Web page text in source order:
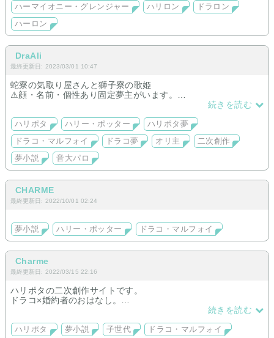
ハーマイオニー・グレンジャー
ハリロン
ドラロン
ハーロン
DraAli
最終更新日: 2023/03/01 10:47
蛇寮の気取り屋さんと獅子寮の歌姫
⚠︎︎顔・名前・個性あり固定夢主がいます。
続きを読む
ハリポタ ハリー・ポッター
ハリポタ夢
ドラコ・マルフォイ
ドラコ夢 オリ主
二次創作
夢小説
音大パロ
CHARME
最終更新日: 2022/10/01 02:24
夢小説 ハリー・ポッター ドラコ・マルフォイ
Charme
最終更新日: 2022/03/15 22:16
ハリポタの二次創作サイトです。
ドラコ×婚約者のおはなし。
続きを読む
ハリポタ 夢小説 子世代 ドラコ・マルフォイ